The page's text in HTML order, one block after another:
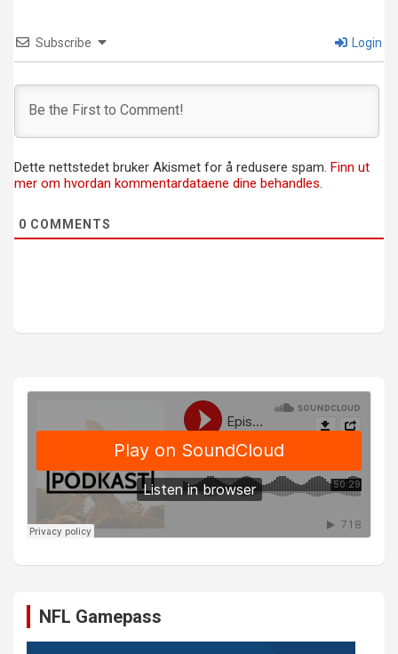
Subscribe Login
Dette nettstedet bruker Akismet for å redusere spam. Finn ut
mer om hvordan kommentardataene dine behandles.
0 COMMENTS
NFL Gamepass